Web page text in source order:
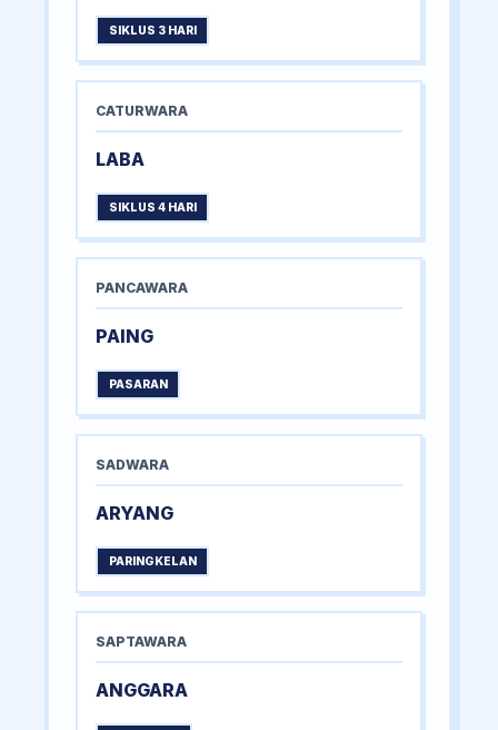
SIKLUS 3 HARI
CATURWARA
LABA
SIKLUS 4 HARI
PANCAWARA
PAING
PASARAN
SADWARA
ARYANG
PARINGKELAN
SAPTAWARA
ANGGARA